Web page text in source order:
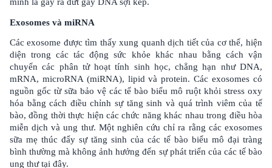
Exosomes và miRNA
Các exosome được tìm thấy xung quanh dịch tiết của cơ thể, hiện
diện trong các tác động sức khỏe khác nhau bằng cách vận
chuyển các phân tử hoạt tính sinh học, chẳng hạn như DNA,
mRNA, microRNA (miRNA), lipid và protein. Các exosomes có
nguồn gốc từ sữa bảo vệ các tế bào biểu mô ruột khỏi stress oxy
hóa bằng cách điều chỉnh sự tăng sinh và quá trình viêm của tế
bào, đồng thời thực hiện các chức năng khác nhau trong điều hòa
miễn dịch và ung thư. Một nghiên cứu chỉ ra rằng các exosomes
sữa mẹ thúc đẩy sự tăng sinh của các tế bào biểu mô đại tràng
bình thường mà không ảnh hưởng đến sự phát triển của các tế bào
ung thư tại đây.